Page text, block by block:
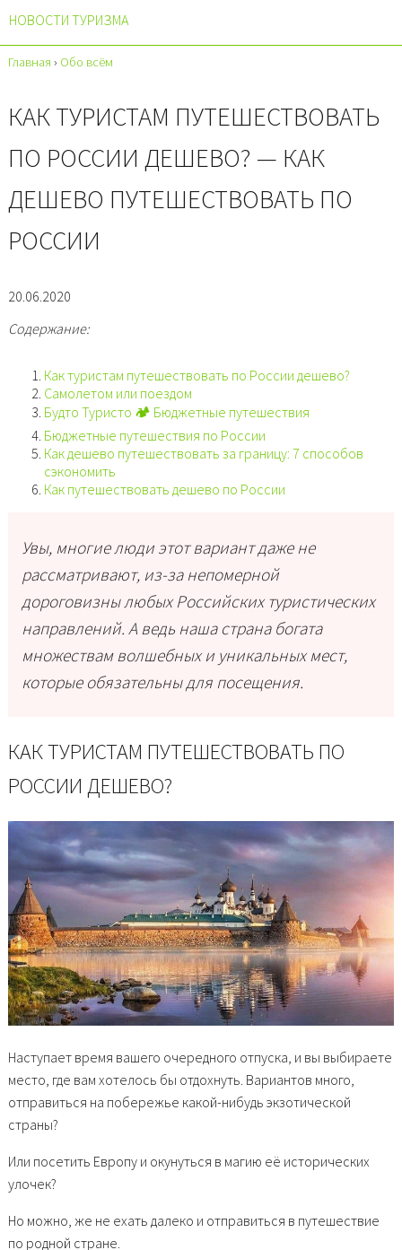
НОВОСТИ ТУРИЗМА
Главная › Обо всём
КАК ТУРИСТАМ ПУТЕШЕСТВОВАТЬ
ПО РОССИИ ДЕШЕВО? — КАК
ДЕШЕВО ПУТЕШЕСТВОВАТЬ ПО
РОССИИ
20.06.2020
Содержание:
Как туристам путешествовать по России дешево?
Самолетом или поездом
Будто Туристо 🏕 Бюджетные путешествия
Бюджетные путешествия по России
Как дешево путешествовать за границу: 7 способов
сэкономить
Как путешествовать дешево по России
Увы, многие люди этот вариант даже не
рассматривают, из-за непомерной
дороговизны любых Российских туристических
направлений. А ведь наша страна богата
множествам волшебных и уникальных мест,
которые обязательны для посещения.
КАК ТУРИСТАМ ПУТЕШЕСТВОВАТЬ ПО
РОССИИ ДЕШЕВО?
Наступает время вашего очередного отпуска, и вы выбираете
место, где вам хотелось бы отдохнуть. Вариантов много,
отправиться на побережье какой-нибудь экзотической
страны?
Или посетить Европу и окунуться в магию её исторических
улочек?
Но можно, же не ехать далеко и отправиться в путешествие
по родной стране.